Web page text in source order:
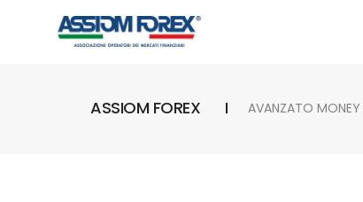
ASSIOM FOREX AVANZATO MONEY